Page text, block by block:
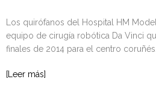
Los quirófanos del Hospital HM
equipo de cirugía robótica Da Vinci
finales de 2014 para el centro coruñés.
[Leer más]